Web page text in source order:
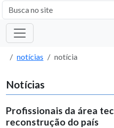
notícias notícia
Notícias
Profissionais da área
reconstrução do país